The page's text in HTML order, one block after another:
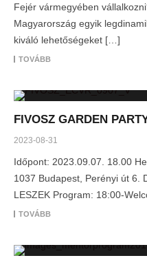
Fejér vármegyében
Magyarország egyik
kiváló lehetőségeket […]
TOVÁBB
FIVOSZ GARDEN
2023-08-31
Időpont: 2023.09.07. 18.00
1037 Budapest, Perényi út 6.
LESZEK Program: 18:00-
TOVÁBB